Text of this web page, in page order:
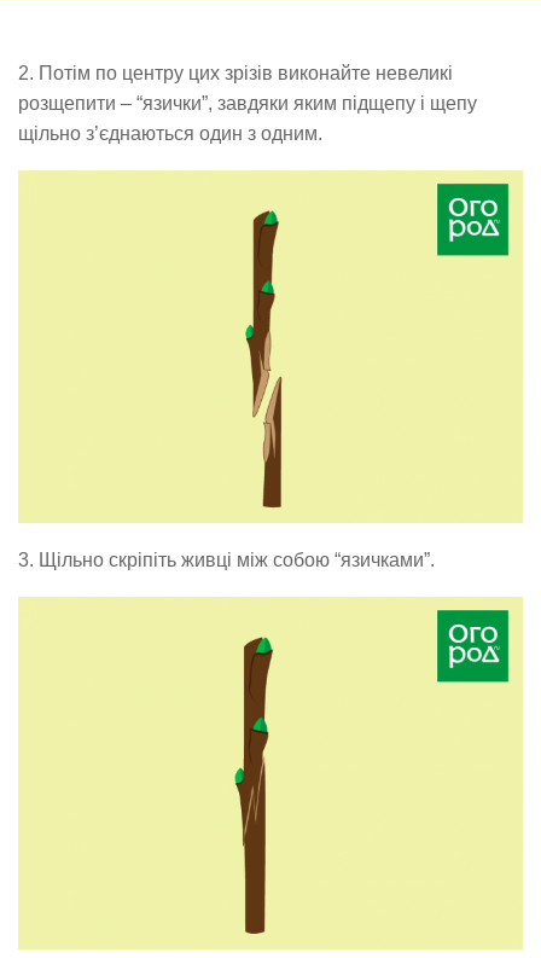
2. Потім по центру цих зрізів виконайте невеликі
розщепити – “язички”, завдяки яким підщепу і щепу
щільно з’єднаються один з одним.
3. Щільно скріпіть живці між собою “язичками”.